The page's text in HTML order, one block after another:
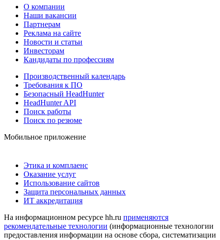
О компании
Наши вакансии
Партнерам
Реклама на сайте
Новости и статьи
Инвесторам
Кандидаты по профессиям
Производственный календарь
Требования к ПО
Безопасный HeadHunter
HeadHunter API
Поиск работы
Поиск по резюме
Мобильное приложение
Этика и комплаенс
Оказание услуг
Использование сайтов
Защита персональных данных
ИТ аккредитация
На информационном ресурсе hh.ru применяются
рекомендательные технологии (информационные технологии
предоставления информации на основе сбора, систематизации